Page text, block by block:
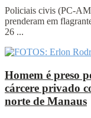
Policiais civis (PC-
prenderam em
26 ...
Homem é preso
cárcere privado
norte de Manaus